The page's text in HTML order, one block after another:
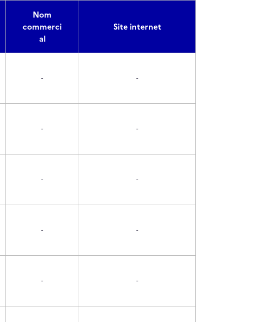
Nom
commerci
al
Site internet
- -
- -
- -
- -
- -